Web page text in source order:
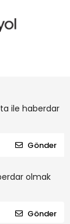
ile haberdar
Gönder
olmak
Gönder